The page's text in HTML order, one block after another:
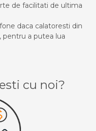
de facilitati de ultima
daca calatoresti din
pentru a putea lua
cu noi?